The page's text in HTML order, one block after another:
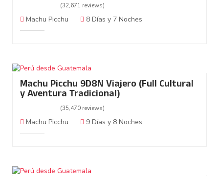
(32,671 reviews)
Machu Picchu 8 Días y 7 Noches
Machu Picchu 9D8N Viajero (Full Cultural
y Aventura Tradicional)
(35,470 reviews)
Machu Picchu 9 Días y 8 Noches